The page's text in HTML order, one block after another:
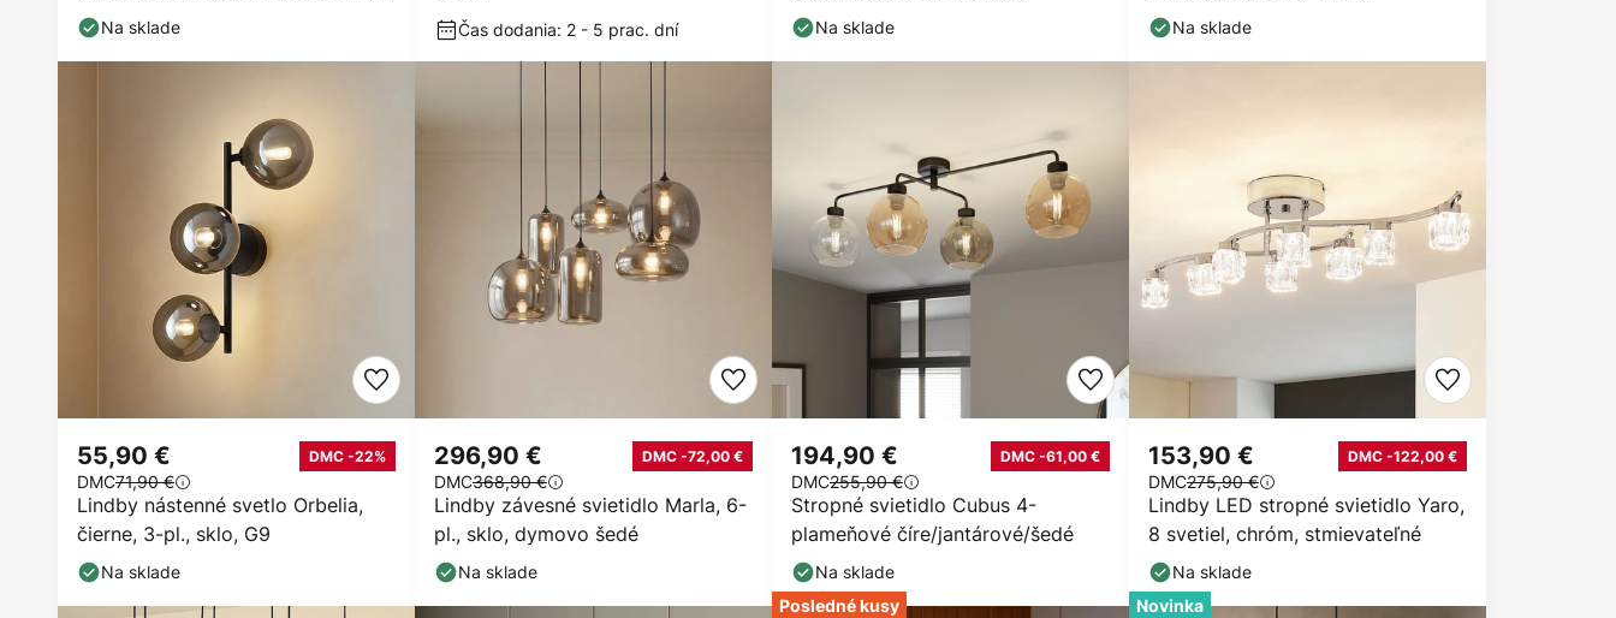
E27Na sklade Čas dodania: 2 - 5 prac. dní Na sklade
stmievateľné
Na sklade
Lindby nástenné svetlo Orbelia,
čierne, 3-pl., sklo, G9
55,90 € DMC -22%
DMC71,90 €
Na sklade
Lindby závesné svietidlo Marla, 6-
pl., sklo, dymovo šedé
296,90 € DMC -72,00 €
DMC368,90 €
Na sklade
Stropné svietidlo Cubus 4-
plameňové číre/jantárové/šedé
194,90 € DMC -61,00 €
DMC255,90 €
Na sklade
Lindby LED stropné svietidlo Yaro,
8 svetiel, chróm, stmievateľné
153,90 € DMC -122,00 €
DMC275,90 €
Na sklade
Posledné kusy Novinka